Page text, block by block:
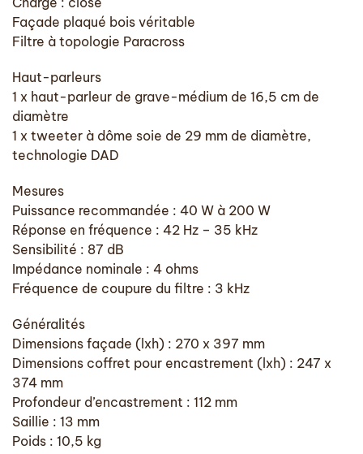
Façade plaqué bois véritable
Filtre à topologie Paracross
Haut-parleurs
1 x haut-parleur de grave-médium de 16,5 cm de
diamètre
1 x tweeter à dôme soie de 29 mm de diamètre,
technologie DAD
Mesures
Puissance recommandée : 40 W à 200 W
Réponse en fréquence : 42 Hz – 35 kHz
Sensibilité : 87 dB
Impédance nominale : 4 ohms
Fréquence de coupure du filtre : 3 kHz
Généralités
Dimensions façade (lxh) : 270 x 397 mm
Dimensions coffret pour encastrement (lxh) : 247 x
374 mm
Profondeur d’encastrement : 112 mm
Saillie : 13 mm
Poids : 10,5 kg